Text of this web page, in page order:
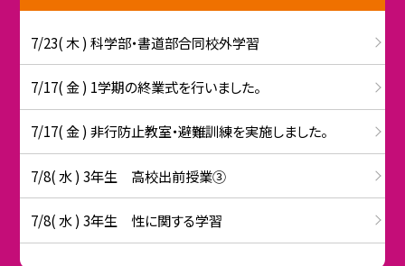
7/23( 木 ) 科学部・書道部合同校外学習
7/17( 金 ) 1学期の終業式を行いました。
7/17( 金 ) 非行防止教室・避難訓練を実施しました。
7/8( 水 ) 3年生 高校出前授業③
7/8( 水 ) 3年生 性に関する学習